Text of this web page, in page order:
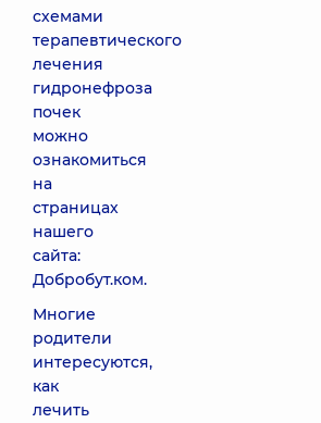
схемами
терапевтического
лечения
гидронефроза
почек
можно
ознакомиться
на
страницах
нашего
сайта:
Добробут.ком.
Многие
родители
интересуются,
как
лечить